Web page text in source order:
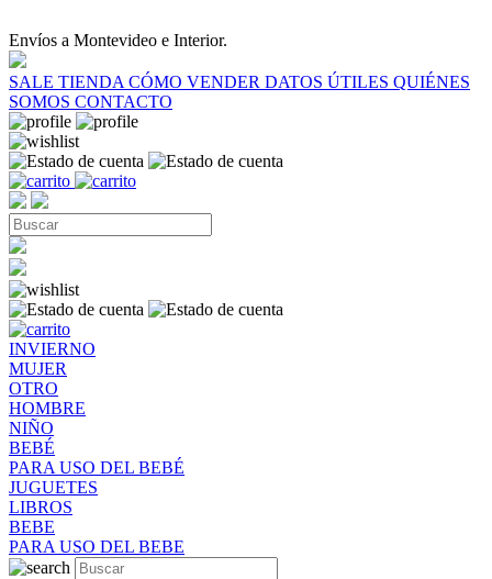
Envíos a Montevideo e Interior.
SALE TIENDA CÓMO VENDER DATOS ÚTILES QUIÉNES
SOMOS CONTACTO
INVIERNO
MUJER
OTRO
HOMBRE
NIÑO
BEBÉ
PARA USO DEL BEBÉ
JUGUETES
LIBROS
BEBE
PARA USO DEL BEBE